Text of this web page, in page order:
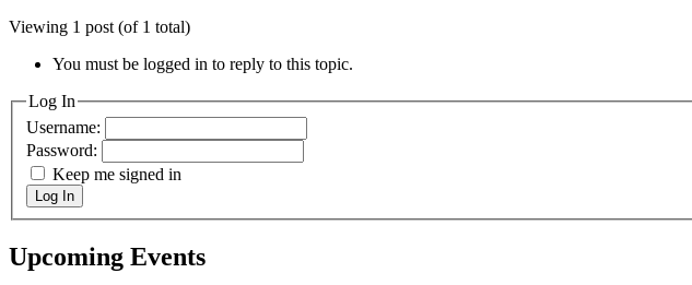
Viewing 1 post (of 1 total)
You must be logged in to reply to this topic.
Log In
Username:
Password:
Keep me signed in
Log In
Upcoming Events